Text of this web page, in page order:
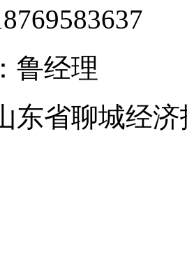
鲁经理
东省聊城经